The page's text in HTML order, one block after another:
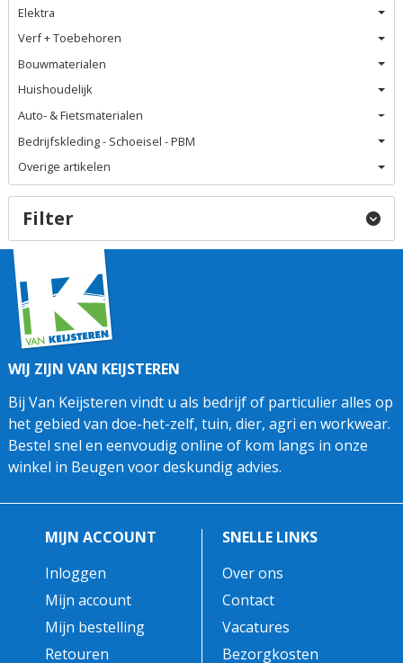
Elektra
Verf + Toebehoren
Bouwmaterialen
Huishoudelijk
Auto- & Fietsmaterialen
Bedrijfskleding - Schoeisel - PBM
Overige artikelen
Filter
WIJ ZIJN VAN KEIJSTEREN
Bij Van Keijsteren vindt u als bedrijf of particulier alles op
het gebied van doe-het-zelf, tuin, dier, agri en workwear.
Bestel snel en eenvoudig online of kom langs in onze
winkel in Beugen voor deskundig advies.
MIJN ACCOUNT
Inloggen
Mijn account
Mijn bestelling
Retouren
SNELLE LINKS
Over ons
Contact
Vacatures
Bezorgkosten